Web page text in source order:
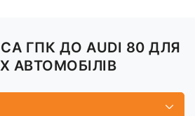
ГПК ДО AUDI 80 ДЛЯ
АВТОМОБІЛІВ